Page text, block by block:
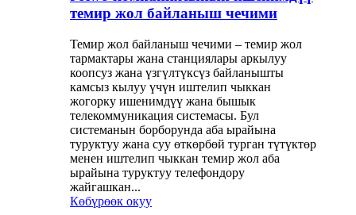
темир жол байланыш чечими
Темир жол байланыш чечими – темир жол
тармактары жана станциялары аркылуу
коопсуз жана үзгүлтүксүз байланышты
камсыз кылуу үчүн иштелип чыккан
жогорку ишенимдүү жана бышык
телекоммуникация системасы. Бул
системанын борборунда аба ырайына
туруктуу жана суу өткөрбөй турган түтүктөр
менен иштелип чыккан темир жол аба
ырайына туруктуу телефондору
жайгашкан...
Көбүрөөк окуу